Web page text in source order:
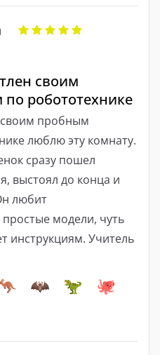
своим
робототехнике
пробным
люблю эту комнату.
сразу пошел
выстоял до конца и
любит
простые модели, чуть
инструкциям. Учитель